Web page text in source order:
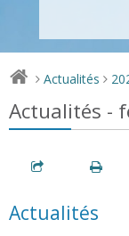
> Actualités >
Actualités -
Actualités